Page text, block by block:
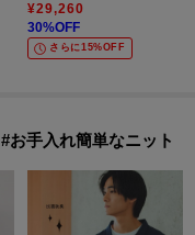
¥29,260
30%OFF
さらに15%OFF
#お手入れ簡単なニット